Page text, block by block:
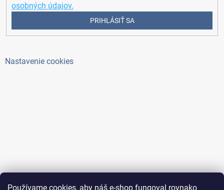
Používame cookies, aby náš e-shop fungoval rovnako
osobných údajov.
PRIHLÁSIŤ SA
Nastavenie cookies